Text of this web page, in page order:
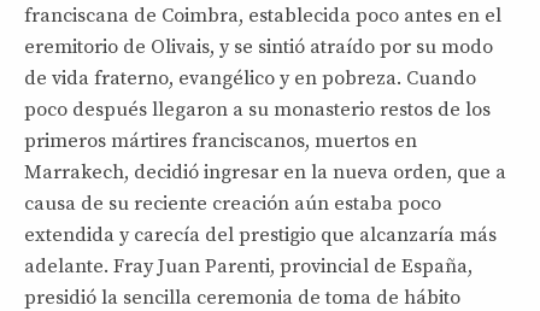
franciscana de Coimbra, establecida poco antes en el
eremitorio de Olivais, y se sintió atraído por su modo
de vida fraterno, evangélico y en pobreza. Cuando
poco después llegaron a su monasterio restos de los
primeros mártires franciscanos, muertos en
Marrakech, decidió ingresar en la nueva orden, que a
causa de su reciente creación aún estaba poco
extendida y carecía del prestigio que alcanzaría más
adelante. Fray Juan Parenti, provincial de España,
presidió la sencilla ceremonia de toma de hábito